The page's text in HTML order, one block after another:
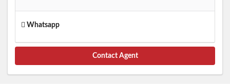
Whatsapp
Contact Agent